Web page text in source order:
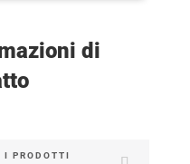
di
I PRODOTTI